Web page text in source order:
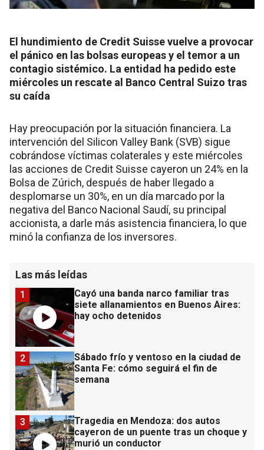
El hundimiento de Credit Suisse vuelve a provocar
el pánico en las bolsas europeas y el temor a un
contagio sistémico. La entidad ha pedido este
miércoles un rescate al Banco Central Suizo tras
su caída
Hay preocupación por la situación financiera. La
intervención del Silicon Valley Bank (SVB) sigue
cobrándose víctimas colaterales y este miércoles
las acciones de Credit Suisse cayeron un 24% en la
Bolsa de Zúrich, después de haber llegado a
desplomarse un 30%, en un día marcado por la
negativa del Banco Nacional Saudí, su principal
accionista, a darle más asistencia financiera, lo que
minó la confianza de los inversores.
Las más leídas
Cayó una banda narco familiar tras
siete allanamientos en Buenos Aires:
hay ocho detenidos
1
Sábado frío y ventoso en la ciudad de
Santa Fe: cómo seguirá el fin de
semana
2
Tragedia en Mendoza: dos autos
cayeron de un puente tras un choque y
murió un conductor
3